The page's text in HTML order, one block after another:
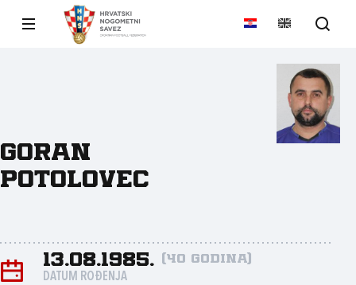
Goran
Potolovec
13.08.1985. (40 godina)
DATUM ROĐENJA